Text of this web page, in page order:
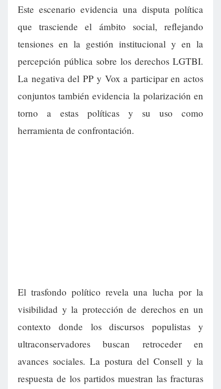
Este escenario evidencia una disputa política
que trasciende el ámbito social, reflejando
tensiones en la gestión institucional y en la
percepción pública sobre los derechos LGTBI.
La negativa del PP y Vox a participar en actos
conjuntos también evidencia la polarización en
torno a estas políticas y su uso como
herramienta de confrontación.
El trasfondo político revela una lucha por la
visibilidad y la protección de derechos en un
contexto donde los discursos populistas y
ultraconservadores buscan retroceder en
avances sociales. La postura del Consell y la
respuesta de los partidos muestran las fracturas